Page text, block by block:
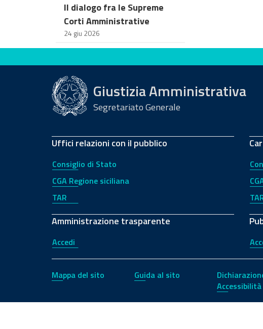
Il dialogo fra le Supreme
Corti Amministrative
24 giu 2026
Valuta questo sito
Giustizia Amministrativa
Segretariato Generale
Uffici relazioni con il pubblico
Consiglio di Stato
CGA Regione siciliana
TAR
Amministrazione trasparente
Accedi
Mappa del sito Guida al sito
Accessibilità